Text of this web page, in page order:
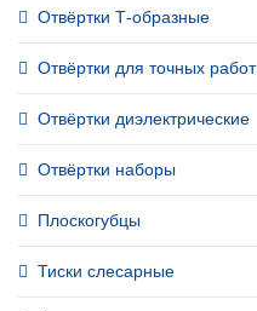
Отвёртки Т-образные
Отвёртки для точных работ
Отвёртки диэлектрические
Отвёртки наборы
Плоскогубцы
Тиски слесарные